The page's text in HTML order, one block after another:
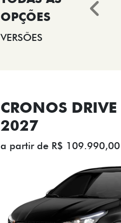
VERSÕES
CRONOS
2027
a partir de R$ 109.990,00